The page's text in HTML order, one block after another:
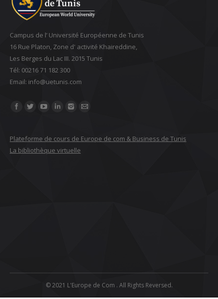
Campus de l’ Université Européenne de Tunis
16 Rue Platon, Zone d' activité Khaireddine,
Les Berges du Lac III. 2015 Tunis
Tél: 00216 71 182 300
Email: ‎info@uetunis.com
Find us on:
Plateforme de cours de Europe de com & Business de Tunis
La bibliothèque virtuelle
© 2021 L'Europe de Com . All Rights Reversed.